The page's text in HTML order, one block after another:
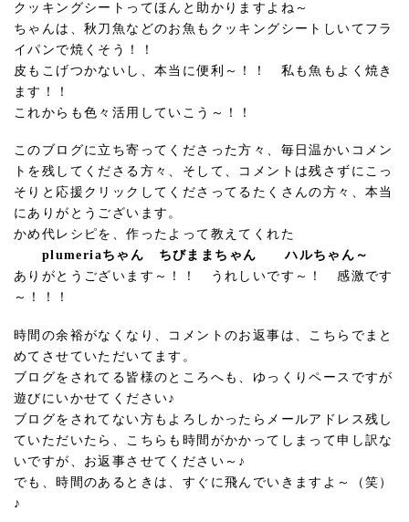
クッキングシートってほんと助かりますよね～
ちゃんは、秋刀魚などのお魚もクッキングシートしいてフラ
イパンで焼くそう！！
皮もこげつかないし、本当に便利～！！ 私も魚もよく焼き
ます！！
これからも色々活用していこう～！！
このブログに立ち寄ってくださった方々、毎日温かいコメン
トを残してくださる方々、そして、コメントは残さずにこっ
そりと応援クリックしてくださってるたくさんの方々、本当
にありがとうございます。
かめ代レシピを、作ったよって教えてくれた
plumeriaちゃん ちびままちゃん ハルちゃん～
ありがとうございます～！！ うれしいです～！ 感激です
～！！！
時間の余裕がなくなり、コメントのお返事は、こちらでまと
めてさせていただいてます。
ブログをされてる皆様のところへも、ゆっくりペースですが
遊びにいかせてください♪
ブログをされてない方もよろしかったらメールアドレス残し
ていただいたら、こちらも時間がかかってしまって申し訳な
いですが、お返事させてください～♪
でも、時間のあるときは、すぐに飛んでいきますよ～（笑）
♪